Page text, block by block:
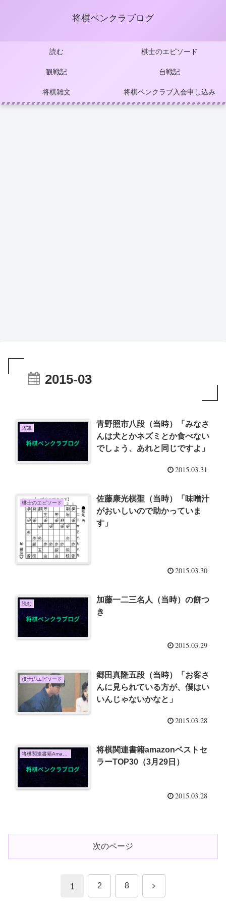
将棋ペンクラブログ
読む 棋士のエピソード
観戦記 自戦記
将棋雑文 将棋ペンクラブ入会申し込み
2015-03
随筆
青野照市八段（当時）「みなさ
んは犬とかネズミとか食べない
でしょう、あれと同じですよ」
2015.03.31
棋士のエピソード
佐藤康光棋聖（当時）「味噌汁
がおいしいので助かっていま
す」
2015.03.30
読む
加藤一二三名人（当時）の餅つ
き
2015.03.29
棋士のエピソード
郷田真隆五段（当時）「お客さ
んに見られている方が、僕はい
いんじゃないかなと」
2015.03.28
将棋関連書籍Amazon売上TOP10
将棋関連書籍amazonベストセ
ラーTOP30（3月29日）
2015.03.28
次のページ
1 2 8 次